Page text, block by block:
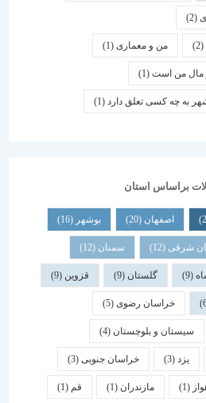
من و معماری (1)
است(1)
کسی تعلق دارد(1)
استان
اصفهان (20) بوشهر
(12) سمنان (12)
گلستان (9) قزوین
خراسان رضوی(5)
و بلوچستان(4)
خراسان جنوبی(3)
مازندران(1) قم